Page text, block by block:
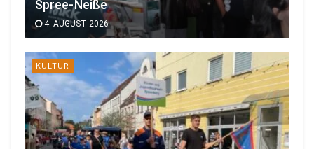
Spree-Neiße
4. AUGUST 2026
KULTUR